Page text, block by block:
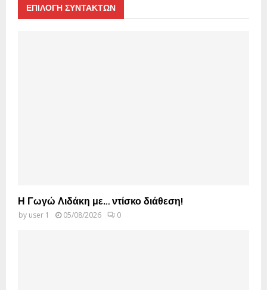
ΕΠΙΛΟΓΗ ΣΥΝΤΑΚΤΩΝ
Η Γωγώ Λιδάκη με… ντίσκο διάθεση!
by user 1 05/08/2026 0